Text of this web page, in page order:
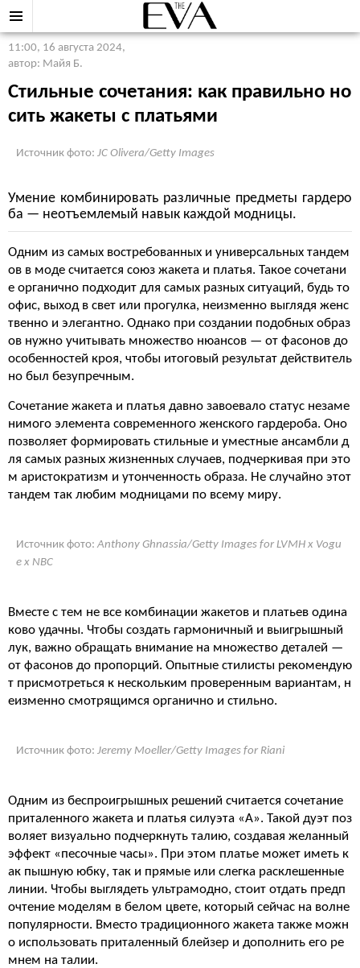
11:00, 16 августа 2024,
автор: Майя Б.
Стильные сочетания: как правильно но
сить жакеты с платьями
Источник фото: JC Olivera/Getty Images
Умение комбинировать различные предметы гардеро
ба — неотъемлемый навык каждой модницы.
Одним из самых востребованных и универсальных тандем
ов в моде считается союз жакета и платья. Такое сочетани
е органично подходит для самых разных ситуаций, будь то
офис, выход в свет или прогулка, неизменно выглядя женс
твенно и элегантно. Однако при создании подобных образ
ов нужно учитывать множество нюансов — от фасонов до
особенностей кроя, чтобы итоговый результат действитель
но был безупречным.
Сочетание жакета и платья давно завоевало статус незаме
нимого элемента современного женского гардероба. Оно
позволяет формировать стильные и уместные ансамбли д
ля самых разных жизненных случаев, подчеркивая при это
м аристократизм и утонченность образа. Не случайно этот
тандем так любим модницами по всему миру.
Источник фото: Anthony Ghnassia/Getty Images for LVMH x Vogu
e x NBC
Вместе с тем не все комбинации жакетов и платьев одина
ково удачны. Чтобы создать гармоничный и выигрышный
лук, важно обращать внимание на множество деталей —
от фасонов до пропорций. Опытные стилисты рекомендую
т присмотреться к нескольким проверенным вариантам, н
еизменно смотрящимся органично и стильно.
Источник фото: Jeremy Moeller/Getty Images for Riani
Одним из беспроигрышных решений считается сочетание
приталенного жакета и платья силуэта «А». Такой дуэт поз
воляет визуально подчеркнуть талию, создавая желанный
эффект «песочные часы». При этом платье может иметь к
ак пышную юбку, так и прямые или слегка расклешенные
линии. Чтобы выглядеть ультрамодно, стоит отдать предп
очтение моделям в белом цвете, который сейчас на волне
популярности. Вместо традиционного жакета также можн
о использовать приталенный блейзер и дополнить его ре
мнем на талии.